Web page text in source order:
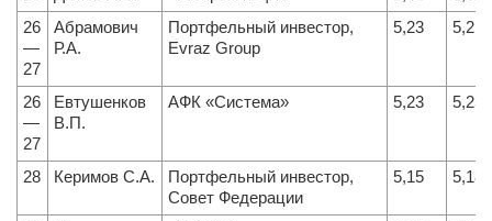
26
—
27
Абрамович
Р.А.
Портфельный инвестор,
Evraz Group
5,23 5,21
26
—
27
Евтушенков
В.П.
АФК «Система» 5,23 5,25
28 Керимов С.А.
Портфельный инвестор,
Совет Федерации
5,15 5,18